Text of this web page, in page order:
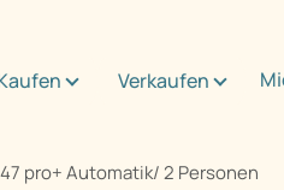
Verkaufen
pro+ Automatik/ 2 Personen